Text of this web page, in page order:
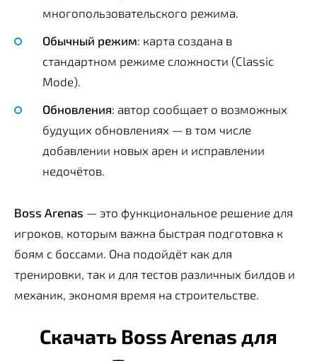
многопользовательского режима.
Обычный режим: карта создана в
стандартном режиме сложности (Classic
Mode).
Обновления: автор сообщает о возможных
будущих обновлениях — в том числе
добавлении новых арен и исправлении
недочётов.
Boss Arenas — это функциональное решение для
игроков, которым важна быстрая подготовка к
боям с боссами. Она подойдёт как для
тренировки, так и для тестов различных билдов и
механик, экономя время на строительстве.
Скачать Boss Arenas для